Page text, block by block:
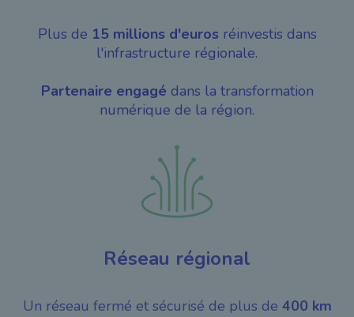
Plus de 15 millions d'euros réinvestis dans
l'infrastructure régionale.
Partenaire engagé dans la transformation
numérique de la région.
Réseau régional
Un réseau fermé et sécurisé de plus de 400 km